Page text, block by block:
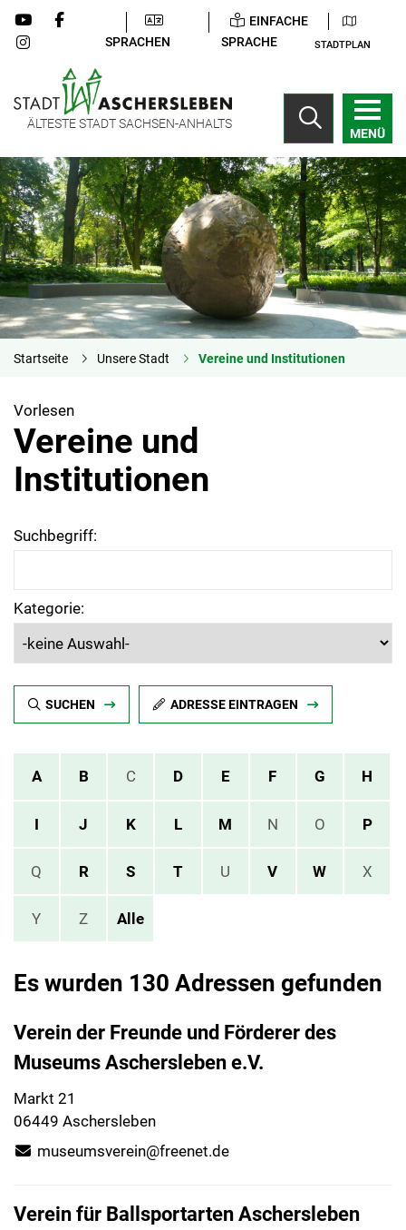
SPRACHEN
EINFACHE
SPRACHE
STADTPLAN
ÄLTESTE STADT SACHSEN-ANHALTS
MENÜ
Startseite Unsere Stadt Vereine und Institutionen
Vorlesen
Vereine und
Institutionen
Suchbegriff:
Kategorie:
SUCHEN ADRESSE EINTRAGEN
A B C D E F G H
I J K L M N O P
Q R S T U V W X
Y Z Alle
Es wurden 130 Adressen gefunden
Verein der Freunde und Förderer des
Museums Aschersleben e.V.
Markt 21
06449 Aschersleben
museumsverein@freenet.de
Verein für Ballsportarten Aschersleben